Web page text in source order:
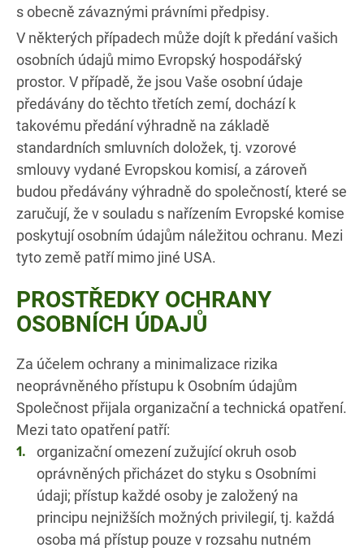
s obecně závaznými právními předpisy.
V některých případech může dojít k předání vašich
osobních údajů mimo Evropský hospodářský
prostor. V případě, že jsou Vaše osobní údaje
předávány do těchto třetích zemí, dochází k
takovému předání výhradně na základě
standardních smluvních doložek, tj. vzorové
smlouvy vydané Evropskou komisí, a zároveň
budou předávány výhradně do společností, které se
zaručují, že v souladu s nařízením Evropské komise
poskytují osobním údajům náležitou ochranu. Mezi
tyto země patří mimo jiné USA.
PROSTŘEDKY OCHRANY
OSOBNÍCH ÚDAJŮ
Za účelem ochrany a minimalizace rizika
neoprávněného přístupu k Osobním údajům
Společnost přijala organizační a technická opatření.
Mezi tato opatření patří:
organizační omezení zužující okruh osob
oprávněných přicházet do styku s Osobními
údaji; přístup každé osoby je založený na
principu nejnižších možných privilegií, tj. každá
osoba má přístup pouze v rozsahu nutném